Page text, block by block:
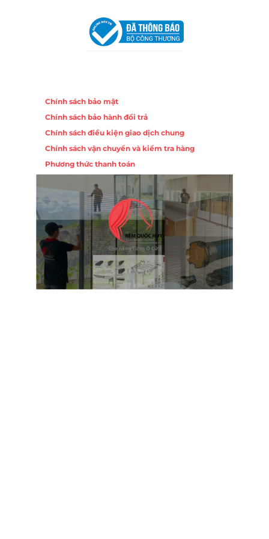
Chính sách bảo mật
Chính sách bảo hành đổi trả
Chính sách điều kiện giao dịch chung
Chính sách vận chuyển và kiểm tra hàng
Phương thức thanh toán